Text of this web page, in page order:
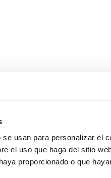
usan para personalizar el
el uso que haga del sitio
proporcionado o que